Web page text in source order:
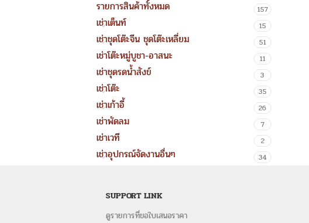
รายการสินค้าทั้งหมด 157
เช่าเต็นท์ 15
เช่าชุดโต๊ะจีน ชุดโต๊ะเหลี่ยม 51
เช่าโต๊ะหมู่บูชา-อาสนะ 11
เช่าชุดรดน้ำสังข์ 3
เช่าโต๊ะ 35
เช่าเก้าอี้ 26
เช่าพัดลม 7
เช่าเวที 2
เช่าอุปกรณ์จัดงานอื่นๆ 34
SUPPORT LINK
ดูรายการที่ขอใบเสนอราคา